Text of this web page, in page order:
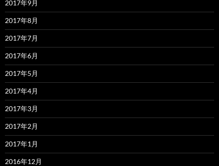
2017年9月
2017年8月
2017年7月
2017年6月
2017年5月
2017年4月
2017年3月
2017年2月
2017年1月
2016年12月